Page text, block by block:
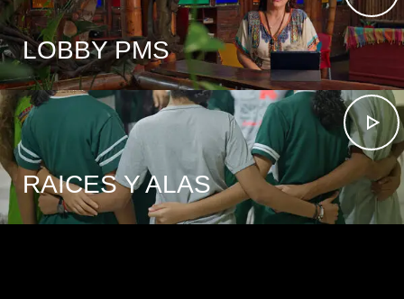
LOBBY PMS
RAICES Y ALAS